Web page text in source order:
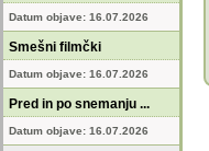
Datum objave: 16.07.2026
Smešni filmčki
Datum objave: 16.07.2026
Pred in po snemanju ...
Datum objave: 16.07.2026